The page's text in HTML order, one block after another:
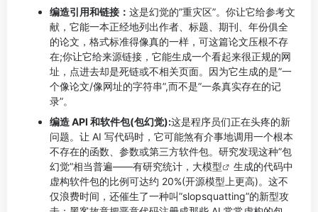
编造引用和链接： 这是幻觉的”重灾区”。你让它给参考文
献，它能一本正经地列出作者、标题、期刊、年份俱全
的论文，格式标准得像真的一样，可这篇论文压根不存
在;你让它给来源链接，它能生成一个看起来很正规的网
址，点进去却是死链或不相关页面。因为它生成的是”一
个像论文/像网址的字符串”,而不是”一条真实存在的记
录”。
编造 API 和软件包(包幻觉):这是程序员们正在头疼的新
问题。让 AI 写代码时，它可能煞有介事地调用一个根本
不存在的函数、参数或第三方软件包。研究发现这种”包
幻觉”相当普遍——有研究统计， 大模型
生成的代码中
虚构软件包的比例可达约 20%(开源模型上更高)。这不
仅浪费时间，还催生了一种叫”slopsquatting”的新型攻